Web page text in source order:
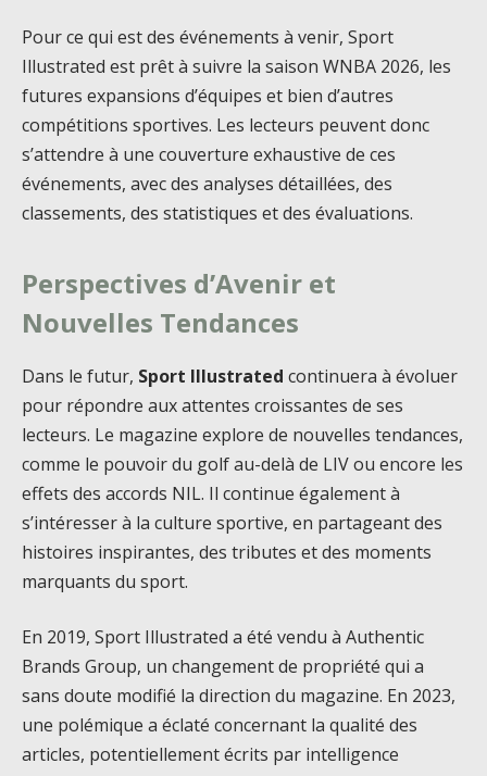
Pour ce qui est des événements à venir, Sport
Illustrated est prêt à suivre la saison WNBA 2026, les
futures expansions d’équipes et bien d’autres
compétitions sportives. Les lecteurs peuvent donc
s’attendre à une couverture exhaustive de ces
événements, avec des analyses détaillées, des
classements, des statistiques et des évaluations.
Perspectives d’Avenir et
Nouvelles Tendances
Dans le futur, Sport Illustrated continuera à évoluer
pour répondre aux attentes croissantes de ses
lecteurs. Le magazine explore de nouvelles tendances,
comme le pouvoir du golf au-delà de LIV ou encore les
effets des accords NIL. Il continue également à
s’intéresser à la culture sportive, en partageant des
histoires inspirantes, des tributes et des moments
marquants du sport.
En 2019, Sport Illustrated a été vendu à Authentic
Brands Group, un changement de propriété qui a
sans doute modifié la direction du magazine. En 2023,
une polémique a éclaté concernant la qualité des
articles, potentiellement écrits par intelligence